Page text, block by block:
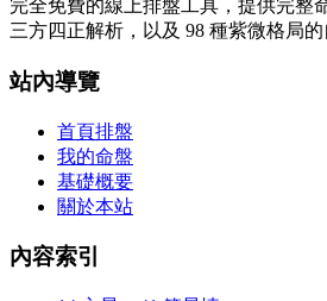
完全免費的線上排盤工具，提供完整
三方四正解析，以及 98 種紫微格局的
站內導覽
首頁排盤
我的命盤
基礎概要
關於本站
內容索引